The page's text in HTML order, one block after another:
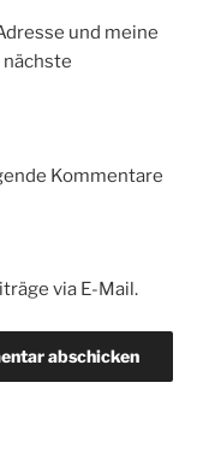
und meine
Kommentare
via E-Mail.